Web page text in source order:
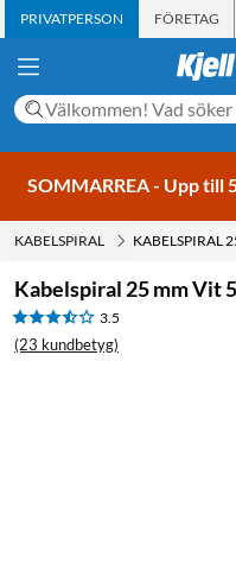
PRIVATPERSON FÖRETAG
SOMMARREA - Upp till
KABELSPIRAL
Kabelspiral 25 mm Vit
3.5
(23 kundbetyg)